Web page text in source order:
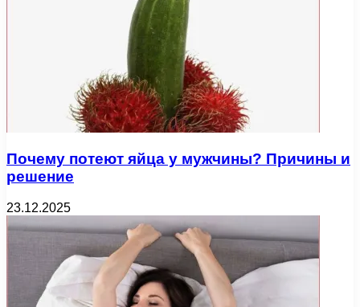
Почему потеют яйца у мужчины? Причины и
решение
23.12.2025